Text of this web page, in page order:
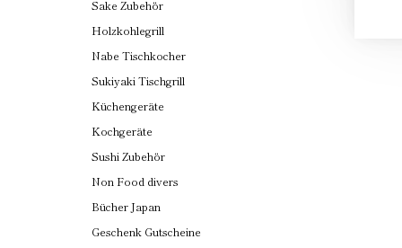
Sake Zubehör
Holzkohlegrill
Nabe Tischkocher
Sukiyaki Tischgrill
Küchengeräte
Kochgeräte
Sushi Zubehör
Non Food divers
Bücher Japan
Geschenk Gutscheine